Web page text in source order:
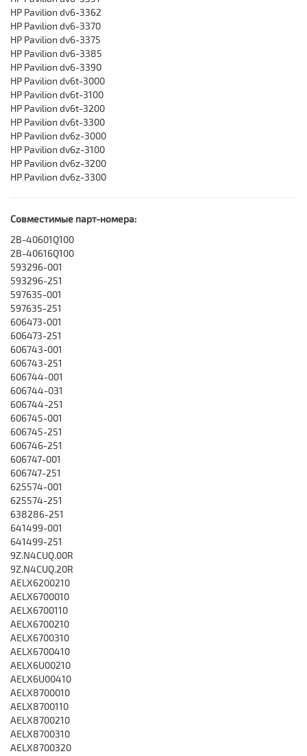
HP Pavilion dv6-3362
HP Pavilion dv6-3370
HP Pavilion dv6-3375
HP Pavilion dv6-3385
HP Pavilion dv6-3390
HP Pavilion dv6t-3000
HP Pavilion dv6t-3100
HP Pavilion dv6t-3200
HP Pavilion dv6t-3300
HP Pavilion dv6z-3000
HP Pavilion dv6z-3100
HP Pavilion dv6z-3200
HP Pavilion dv6z-3300
Совместимые парт-номера:
2B-40601Q100
2B-40616Q100
593296-001
593296-251
597635-001
597635-251
606473-001
606473-251
606743-001
606743-251
606744-001
606744-031
606744-251
606745-001
606745-251
606746-251
606747-001
606747-251
625574-001
625574-251
638286-251
641499-001
641499-251
9Z.N4CUQ.00R
9Z.N4CUQ.20R
AELX6200210
AELX6700010
AELX6700110
AELX6700210
AELX6700310
AELX6700410
AELX6U00210
AELX6U00410
AELX8700010
AELX8700110
AELX8700210
AELX8700310
AELX8700320